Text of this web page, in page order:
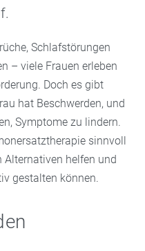
Schlafstörungen
– viele Frauen erleben
Doch es gibt
hat Beschwerden, und
Symptome zu lindern.
sinnvoll
Alternativen helfen und
gestalten können.